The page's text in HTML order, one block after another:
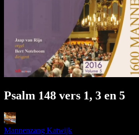
Psalm 148 vers 1, 3 en 5
Mannenzang Katwijk